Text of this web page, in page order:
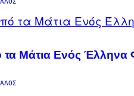
τα Μάτια Ενός